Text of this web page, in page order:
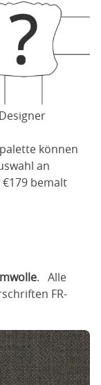
Designer
können
an
bemalt
. Alle
FR-